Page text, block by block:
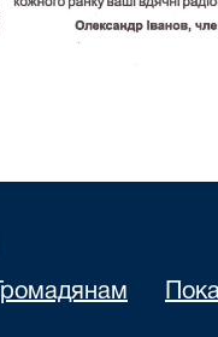
Громадянам